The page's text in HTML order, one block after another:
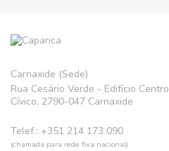
Carnaxide (Sede)
Rua Cesário Verde - Edifício Centro
Cívico, 2790-047 Carnaxide
Telef.: +351 214 173 090
(chamada para rede fixa nacional)